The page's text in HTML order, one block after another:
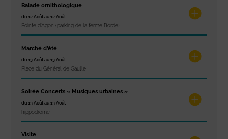
Balade ornithologique
du 12 Août au 12 Août
Pointe d'Agon (parking de la ferme Borde)
Marché d’été
du 13 Août au 13 Août
Place du Général de Gaulle
Soirée Concerts « Musiques urbaines »
du 13 Août au 13 Août
hippodrome
Visite